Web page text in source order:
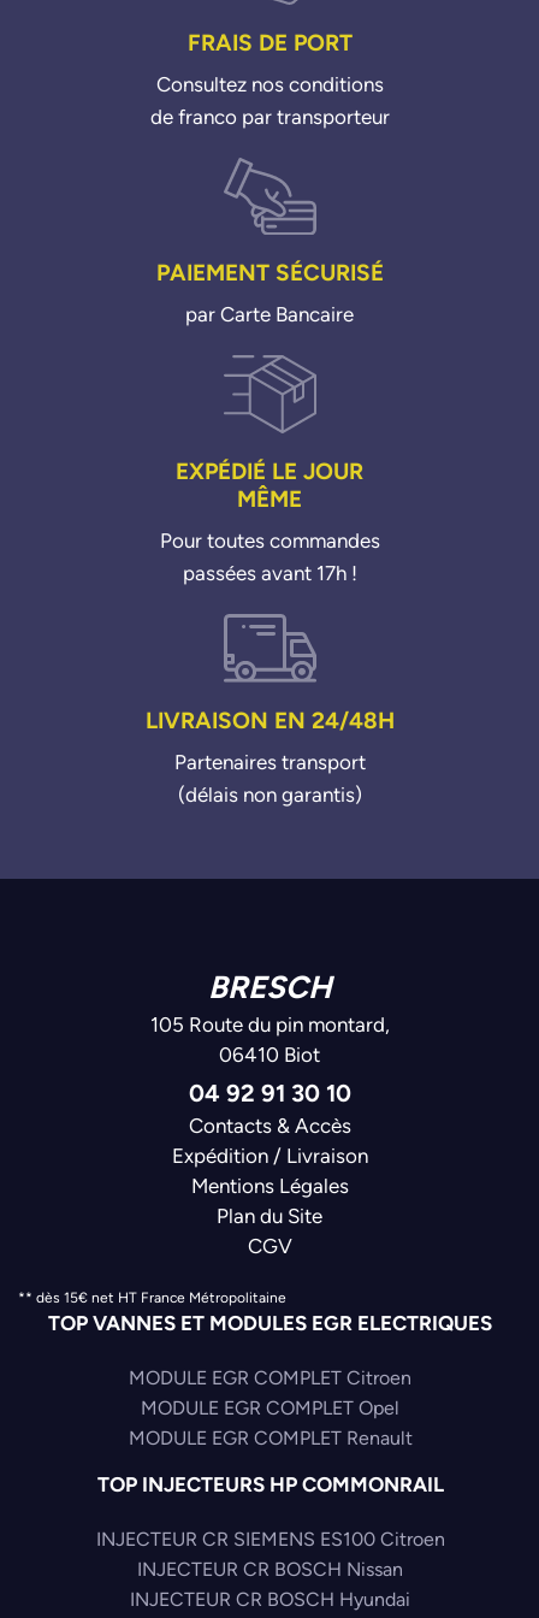
FRAIS DE PORT
Consultez nos conditions
de franco par transporteur
PAIEMENT SÉCURISÉ
par Carte Bancaire
EXPÉDIÉ LE JOUR
MÊME
Pour toutes commandes
passées avant 17h !
LIVRAISON EN 24/48H
Partenaires transport
(délais non garantis)
BRESCH
105 Route du pin montard,
06410 Biot
04 92 91 30 10
Contacts & Accès
Expédition / Livraison
Mentions Légales
Plan du Site
CGV
** dès 15€ net HT France Métropolitaine
TOP VANNES ET MODULES EGR ELECTRIQUES
MODULE EGR COMPLET Citroen
MODULE EGR COMPLET Opel
MODULE EGR COMPLET Renault
TOP INJECTEURS HP COMMONRAIL
INJECTEUR CR SIEMENS ES100 Citroen
INJECTEUR CR BOSCH Nissan
INJECTEUR CR BOSCH Hyundai